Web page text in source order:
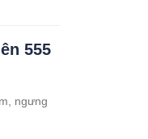
555
ngưng